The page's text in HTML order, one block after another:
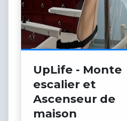
UpLife - Monte
escalier et
Ascenseur de
maison